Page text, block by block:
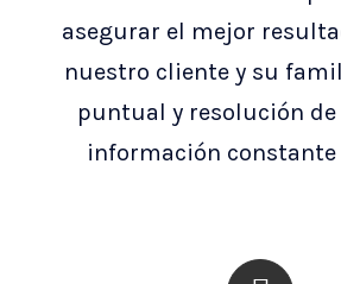
asegurar el mejor
nuestro cliente y su
puntual y resolución
información constante